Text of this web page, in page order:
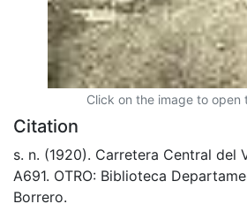
Click on the image to open
Citation
s. n. (1920). Carretera Central del
A691. OTRO: Biblioteca
Borrero.